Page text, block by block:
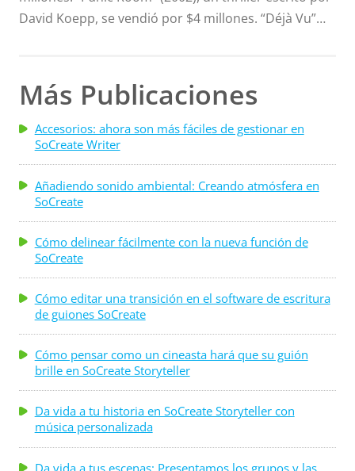
David Koepp, se vendió por $4 millones. “Déjà Vu”
$5 millones. ¿Es posible que todo guionista que
vende un guión espere ganar millones con este? Los
guiones que mencioné anteriormente y que se
vendieron por millones…
Más Publicaciones
Accesorios: ahora son más fáciles de gestionar en
SoCreate Writer
Añadiendo sonido ambiental: Creando atmósfera en
SoCreate
Cómo delinear fácilmente con la nueva función de
SoCreate
Cómo editar una transición en el software de escritura
de guiones SoCreate
Cómo pensar como un cineasta hará que su guión
brille en SoCreate Storyteller
Da vida a tu historia en SoCreate Storyteller con
música personalizada
Da vida a tus escenas: Presentamos los grupos y las